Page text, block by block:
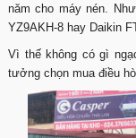
năm cho máy nén.
YZ9AKH-8 hay Daikin
Vì thế không có gì
tưởng chọn mua điều